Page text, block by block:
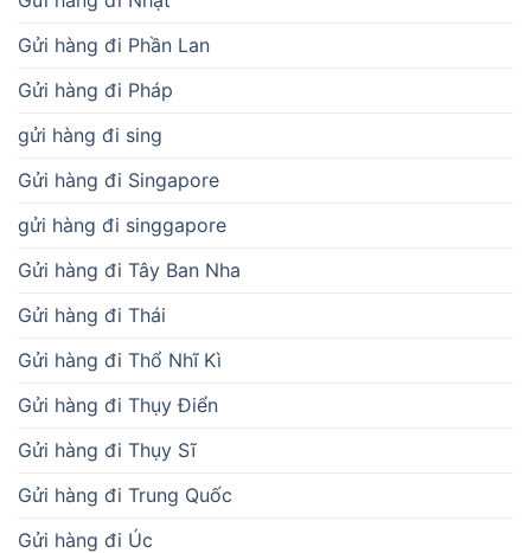
Gửi hàng đi Phần Lan
Gửi hàng đi Pháp
gửi hàng đi sing
Gửi hàng đi Singapore
gửi hàng đi singgapore
Gửi hàng đi Tây Ban Nha
Gửi hàng đi Thái
Gửi hàng đi Thổ Nhĩ Kì
Gửi hàng đi Thụy Điển
Gửi hàng đi Thụy Sĩ
Gửi hàng đi Trung Quốc
Gửi hàng đi Úc